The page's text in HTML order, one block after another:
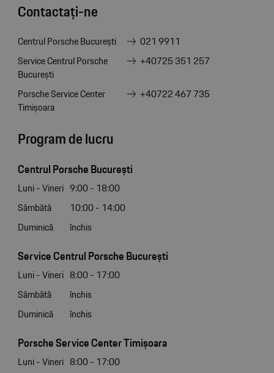
Contactați-ne
Centrul Porsche București
021 9911
Service Centrul Porsche
București
+40725 351 257
Porsche Service Center
Timișoara
+40722 467 735
Program de lucru
Centrul Porsche București
Luni - Vineri 9:00 - 18:00
Sâmbătă
10:00 - 14:00
Duminică
închis
Service Centrul Porsche București
Luni - Vineri 8:00 - 17:00
Sâmbătă
închis
Duminică
închis
Porsche Service Center Timișoara
Luni - Vineri 8:00 - 17:00